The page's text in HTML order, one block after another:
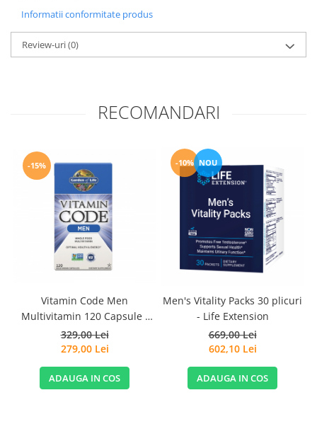
Informatii conformitate produs
Review-uri(0)
RECOMANDARI
-15%
Vitamin Code Men
Multivitamin 120 Capsule -
Garden Of Life
329,00 Lei
279,00 Lei
ADAUGA IN COS
-10% NOU
Men's Vitality Packs 30 plicuri
- Life Extension
669,00 Lei
602,10 Lei
ADAUGA IN COS